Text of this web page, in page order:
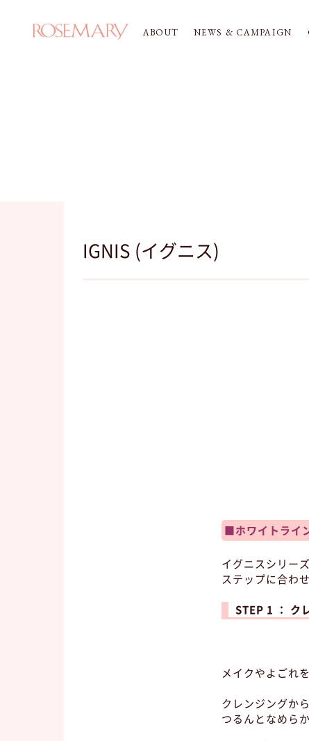
ABOUT NEWS & CAMPAIGN
IGNIS (イグニス)
■ホワイトライ
イグニスシリー
ステップに合わ
STEP 1 ： ク
メイクやよごれ
クレンジングか
つるんとなめら